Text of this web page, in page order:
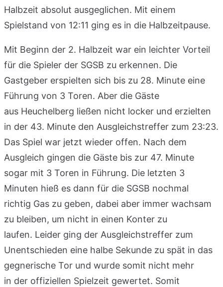
Halbzeit absolut ausgeglichen. Mit einem
Spielstand von 12:11 ging es in die Halbzeitpause.
Mit Beginn der 2. Halbzeit war ein leichter Vorteil
für die Spieler der SGSB zu erkennen. Die
Gastgeber erspielten sich bis zu 28. Minute eine
Führung von 3 Toren. Aber die Gäste
aus Heuchelberg ließen nicht locker und erzielten
in der 43. Minute den Ausgleichstreffer zum 23:23.
Das Spiel war jetzt wieder offen. Nach dem
Ausgleich gingen die Gäste bis zur 47. Minute
sogar mit 3 Toren in Führung. Die letzten 3
Minuten hieß es dann für die SGSB nochmal
richtig Gas zu geben, dabei aber immer wachsam
zu bleiben, um nicht in einen Konter zu
laufen. Leider ging der Ausgleichstreffer zum
Unentschieden eine halbe Sekunde zu spät in das
gegnerische Tor und wurde somit nicht mehr
in der offiziellen Spielzeit gewertet. Somit